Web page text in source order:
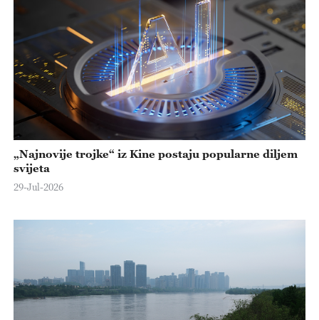
„Najnovije trojke“ iz Kine postaju popularne diljem
svijeta
29-Jul-2026